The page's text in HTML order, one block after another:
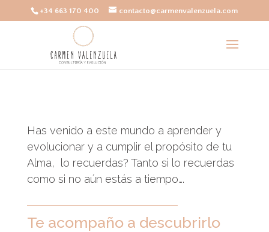
+34 663 170 400 contacto@carmenvalenzuela.com
Has venido a este mundo a aprender y
evolucionar y a cumplir el propósito de tu
Alma, lo recuerdas? Tanto si lo recuerdas
como si no aún estás a tiempo….
Te acompaño a descubrirlo